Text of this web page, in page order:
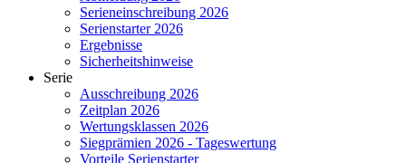
Serieneinschreibung 2026
Serienstarter 2026
Ergebnisse
Sicherheitshinweise
Serie
Ausschreibung 2026
Zeitplan 2026
Wertungsklassen 2026
Siegprämien 2026 - Tageswertung
Vorteile Serienstarter